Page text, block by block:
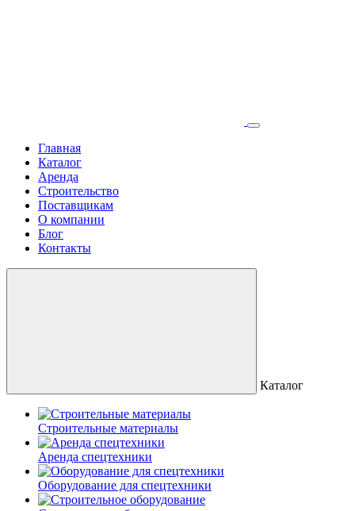
Главная
Каталог
Аренда
Строительство
Поставщикам
О компании
Блог
Контакты
Каталог
Строительные материалы
Аренда спецтехники
Оборудование для спецтехники